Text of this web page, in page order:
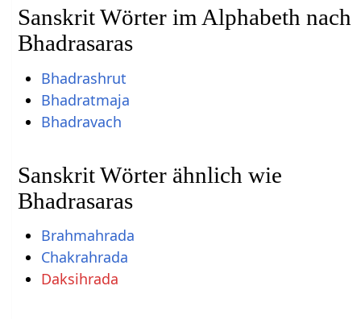
Sanskrit Wörter im Alphabeth nach
Bhadrasaras
Bhadrashrut
Bhadratmaja
Bhadravach
Sanskrit Wörter ähnlich wie
Bhadrasaras
Brahmahrada
Chakrahrada
Daksihrada